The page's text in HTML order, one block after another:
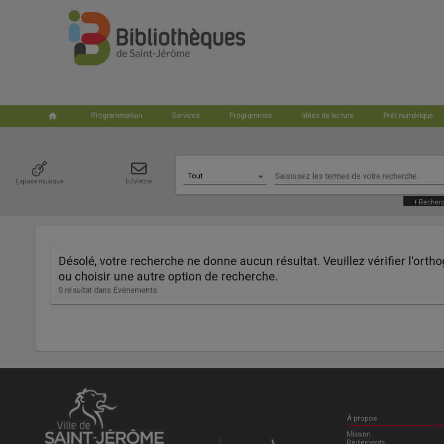
home Programmation Services Programmes Idées de lecture Prêt numérique
Espace musique Infolettre
Tout
Recherche simple
Films et series télé
Musique
Titre
Auteur
Saisissez les termes de votre recherche.
+
de
recherche
Désolé, votre recherche ne donne aucun résultat. Veuillez vérifier
ou choisir une autre option de recherche.
0 résultat dans Événements
À propos
Mission